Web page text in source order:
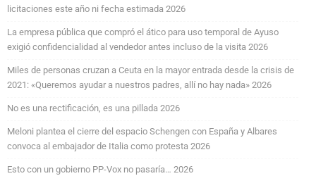
licitaciones este año ni fecha estimada 2026
La empresa pública que compró el ático para uso temporal de Ayuso
exigió confidencialidad al vendedor antes incluso de la visita 2026
Miles de personas cruzan a Ceuta en la mayor entrada desde la crisis de
2021: «Queremos ayudar a nuestros padres, allí no hay nada» 2026
No es una rectificación, es una pillada 2026
Meloni plantea el cierre del espacio Schengen con España y Albares
convoca al embajador de Italia como protesta 2026
Esto con un gobierno PP-Vox no pasaría… 2026